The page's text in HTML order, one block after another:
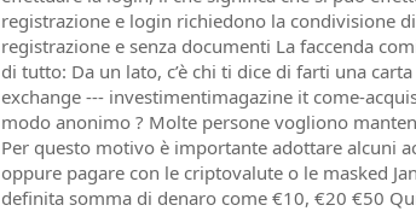
registrazione e login richiedono la condivisione
registrazione e senza documenti La faccenda
di tutto: Da un lato, c’è chi ti dice di farti una
exchange --- investimentimagazine it come-
modo anonimo ? Molte persone vogliono
Per questo motivo è importante adottare alcuni
oppure pagare con le criptovalute o le masked
definita somma di denaro come €10, €20 €50